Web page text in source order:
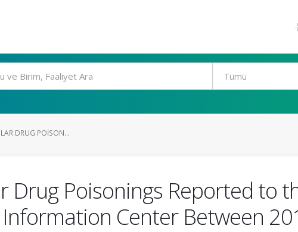
DRUG POISON...
Drug Poisonings Reported to
Center Between